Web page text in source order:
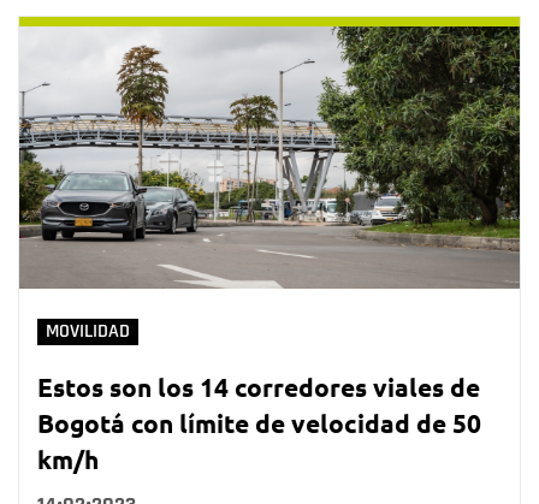
MOVILIDAD
Estos son los 14 corredores viales de
Bogotá con límite de velocidad de 50
km/h